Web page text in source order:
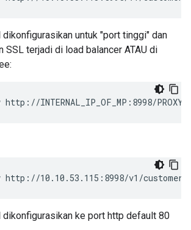
untuk "port tinggi" dan
SSL terjadi di load balancer ATAU di
http://INTERNAL_IP_OF_MP:8998/
http://10.10.53.115:8998/v1/customers
dikonfigurasikan ke port http default 80